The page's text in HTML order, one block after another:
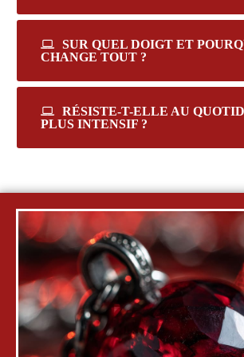
SUR QUEL DOIGT ET
CHANGE TOUT ?
RÉSISTE-T-ELLE AU
PLUS INTENSIF ?